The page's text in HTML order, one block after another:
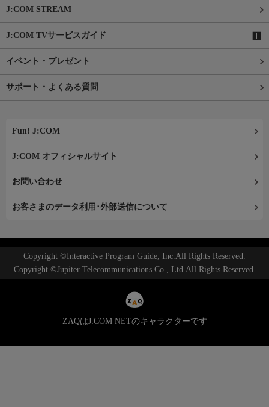
J:COM STREAM
J:COM TVサービスガイド
イベント・プレゼント
サポート・よくある質問
Fun! J:COM
J:COM オフィシャルサイト
お問い合わせ
お客さまのデータ利用･外部送信について
Copyright ©Interactive Program Guide, Inc.All Rights Reserved.
Copyright ©Jupiter Telecommunications Co., Ltd.All Rights Reserved.
ZAQはJ:COM NETのキャラクターです